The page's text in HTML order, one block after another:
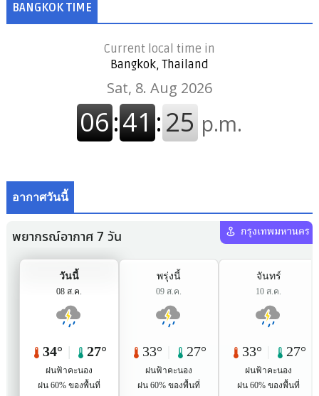
BANGKOK TIME
Current local time in
Bangkok, Thailand
อากาศวันนี้